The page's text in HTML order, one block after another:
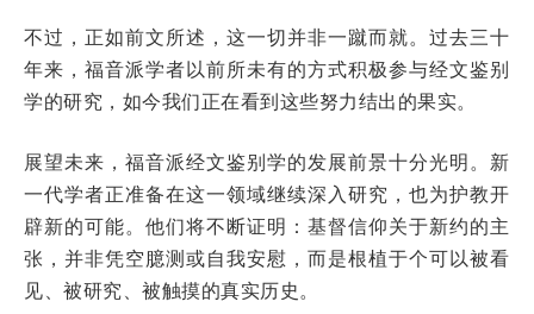
不过，正如前文所述，这一切并非一蹴而就。过去三十
年来，福音派学者以前所未有的方式积极参与经文鉴别
学的研究，如今我们正在看到这些努力结出的果实。
展望未来，福音派经文鉴别学的发展前景十分光明。新
一代学者正准备在这一领域继续深入研究，也为护教开
辟新的可能。他们将不断证明：基督信仰关于新约的主
张，并非凭空臆测或自我安慰，而是根植于个可以被看
见、被研究、被触摸的真实历史。